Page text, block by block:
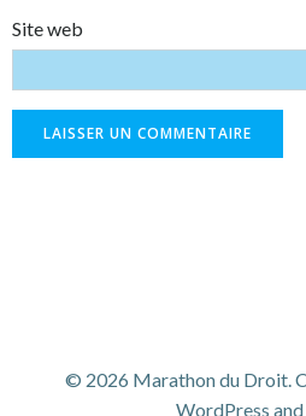
Site web
© 2026 Marathon du Droit.
WordPress and